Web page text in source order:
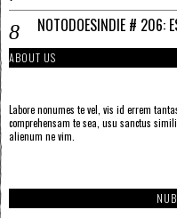
NOTODOESINDIE # 206:
ABOUT US
Labore nonumes te vel, vis id errem
comprehensam te sea, usu sanctus
alienum ne vim.